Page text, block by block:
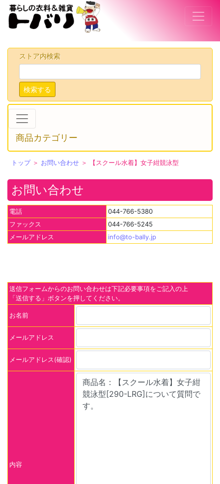
ストア内検索
検索する
商品カテゴリー
トップ＞ お問い合わせ ＞ 【スクール水着】女子紺競泳型
お問い合わせ
電話
044-766-5380
ファックス
044-766-5245
メールアドレス
info@to-bally.jp
送信フォームからのお問い合わせは下記必要事項をご記入の上
「送信する」ボタンを押してください。
お名前
メールアドレス
メールアドレス(確認)
内容